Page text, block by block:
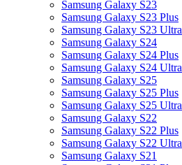
Samsung Galaxy S23
Samsung Galaxy S23 Plus
Samsung Galaxy S23 Ultra
Samsung Galaxy S24
Samsung Galaxy S24 Plus
Samsung Galaxy S24 Ultra
Samsung Galaxy S25
Samsung Galaxy S25 Plus
Samsung Galaxy S25 Ultra
Samsung Galaxy S22
Samsung Galaxy S22 Plus
Samsung Galaxy S22 Ultra
Samsung Galaxy S21